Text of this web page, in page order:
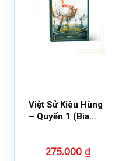
Việt Sử Kiêu Hùng
– Quyển 1 (Bìa
275.000₫